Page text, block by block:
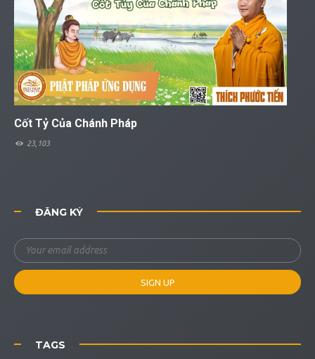
Cốt Tỷ Của Chánh Pháp
23,103
ĐĂNG KÝ
TAGS